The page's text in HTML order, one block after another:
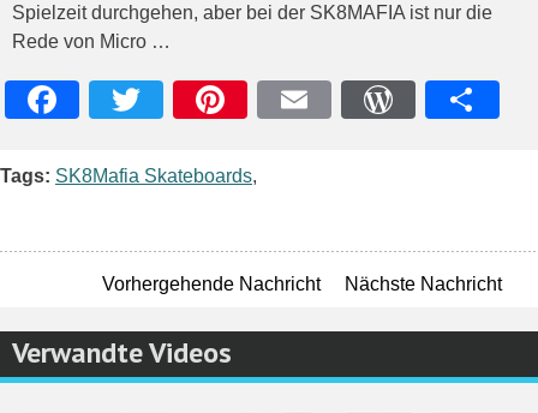
Spielzeit durchgehen, aber bei der SK8MAFIA ist nur die
Rede von Micro …
Tags: SK8Mafia Skateboards,
Vorhergehende Nachricht Nächste Nachricht
Verwandte Videos